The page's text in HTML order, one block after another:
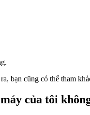
bạn cũng có thể tham
của tôi